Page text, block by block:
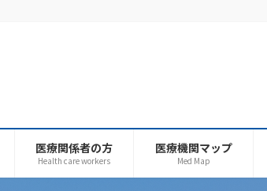
医療関係者の方
Health care workers
医療機関マップ
Med Map